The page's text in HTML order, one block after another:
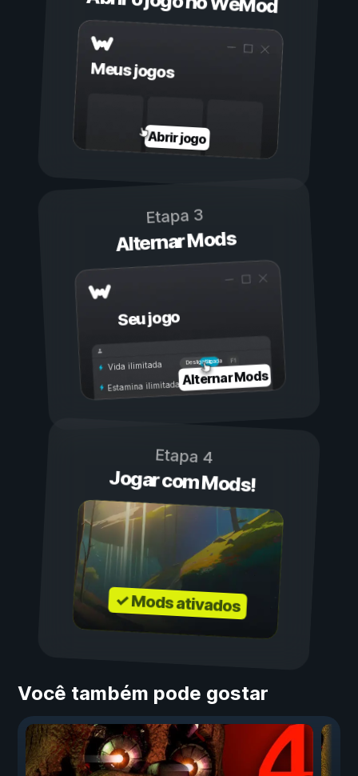
Meus jogos
Abrir jogo
Etapa 3
Alternar Mods
Seu jogo
Ligada
Desligada
Vida ilimitada
Estamina ilimitadaAlternar Mods
Etapa 4
Jogar com Mods!
✓ Mods ativados
Você também pode gostar